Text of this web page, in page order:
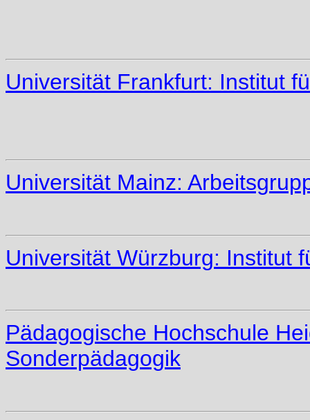
Universität Frankfurt: Institut
Universität Mainz:
Universität Würzburg: Institut
Pädagogische Hochschule
Sonderpädagogik